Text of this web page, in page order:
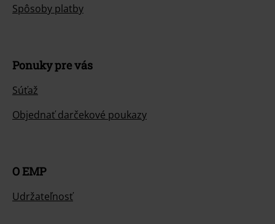
Spôsoby platby
Ponuky pre vás
Súťaž
Objednať darčekové poukazy
O EMP
Udržateľnosť